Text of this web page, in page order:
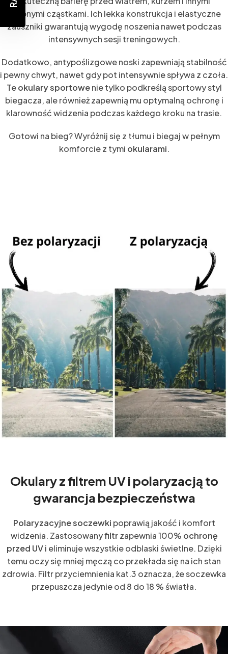
drobnymi cząstkami. Ich lekka konstrukcja i elastyczne
zauszniki gwarantują wygodę noszenia nawet podczas
intensywnych sesji treningowych.
Dodatkowo, antypoślizgowe noski zapewniają stabilność
i pewny chwyt, nawet gdy pot intensywnie spływa z czoła.
Teokulary sportowenie tylko podkreślą sportowy styl
biegacza, ale również zapewnią mu optymalną ochronę i
klarowność widzenia podczas każdego kroku na trasie.
Gotowi na bieg? Wyróżnij się z tłumu i biegaj w pełnym
komforcie z tymi okularami.
Okulary z filtrem UV i polaryzacją to
gwarancja bezpieczeństwa
Polaryzacyjne soczewki poprawią jakość i komfort
widzenia. Zastosowanyfiltrzapewnia 100% ochronę
przed UVi eliminuje wszystkie odblaski świetlne. Dzięki
temu oczy się mniej męczą co przekłada się na ich stan
zdrowia. Filtr przyciemnienia kat.3 oznacza, że soczewka
przepuszcza jedynie od 8 do 18 % światła.